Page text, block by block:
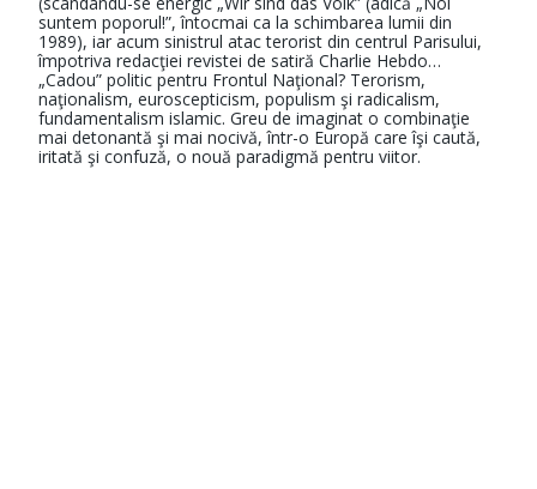
suntem poporul!”, întocmai ca la schimbarea lumii din
1989), iar acum sinistrul atac terorist din centrul Parisului,
împotriva redacţiei revistei de satiră Charlie Hebdo…
„Cadou” politic pentru Frontul Naţional? Terorism,
naţionalism, euroscepticism, populism şi radicalism,
fundamentalism islamic. Greu de imaginat o combinaţie
mai detonantă şi mai nocivă, într-o Europă care îşi caută,
iritată şi confuză, o nouă paradigmă pentru viitor.